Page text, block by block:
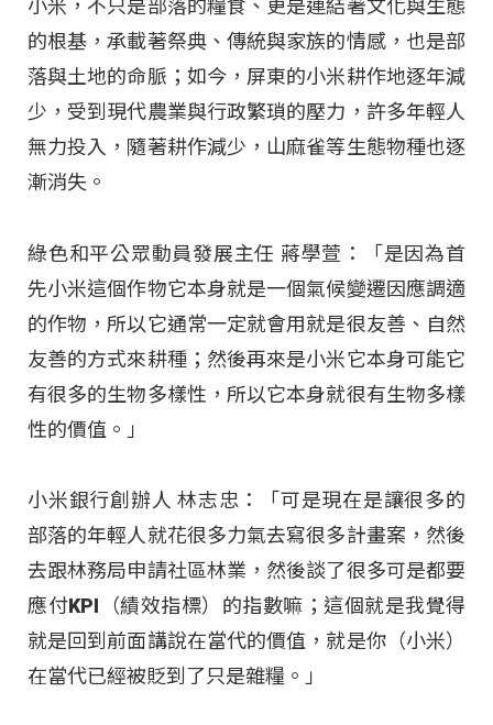
小米，不只是部落的糧食、更是連結著文化與生態
的根基，承載著祭典、傳統與家族的情感，也是部
落與土地的命脈；如今，屏東的小米耕作地逐年減
少，受到現代農業與行政繁瑣的壓力，許多年輕人
無力投入，隨著耕作減少，山麻雀等生態物種也逐
漸消失。
綠色和平公眾動員發展主任 蔣學萱：「是因為首
先小米這個作物它本身就是一個氣候變遷因應調適
的作物，所以它通常一定就會用就是很友善、自然
友善的方式來耕種；然後再來是小米它本身可能它
有很多的生物多樣性，所以它本身就很有生物多樣
性的價值。」
小米銀行創辦人 林志忠：「可是現在是讓很多的
部落的年輕人就花很多力氣去寫很多計畫案，然後
去跟林務局申請社區林業，然後談了很多可是都要
應付KPI（績效指標）的指數嘛；這個就是我覺得
就是回到前面講說在當代的價值，就是你（小米）
在當代已經被貶到了只是雜糧。」